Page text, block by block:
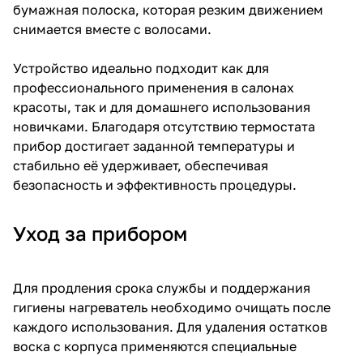
бумажная полоска, которая резким движением
снимается вместе с волосами.
Устройство идеально подходит как для
профессионального применения в салонах
красоты, так и для домашнего использования
новичками. Благодаря отсутствию термостата
прибор достигает заданной температуры и
стабильно её удерживает, обеспечивая
безопасность и эффективность процедуры.
Уход за прибором
Для продления срока службы и поддержания
гигиены нагреватель необходимо очищать после
каждого использования. Для удаления остатков
воска с корпуса применяются специальные